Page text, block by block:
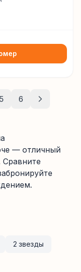
5 6
— отличный
2 звезды